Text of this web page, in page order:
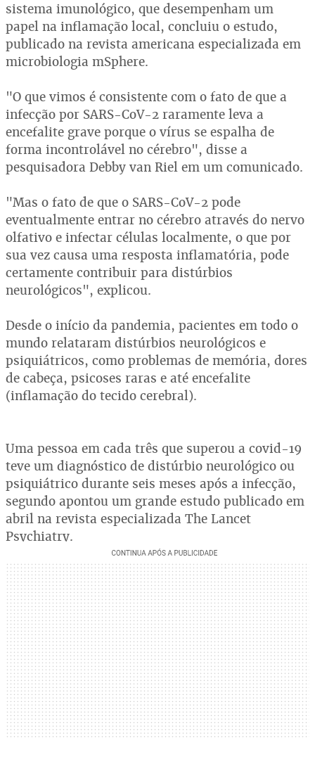
sistema imunológico, que desempenham um
papel na inflamação local, concluiu o estudo,
publicado na revista americana especializada em
microbiologia mSphere.
"O que vimos é consistente com o fato de que a
infecção por SARS-CoV-2 raramente leva a
encefalite grave porque o vírus se espalha de
forma incontrolável no cérebro", disse a
pesquisadora Debby van Riel em um comunicado.
"Mas o fato de que o SARS-CoV-2 pode
eventualmente entrar no cérebro através do nervo
olfativo e infectar células localmente, o que por
sua vez causa uma resposta inflamatória, pode
certamente contribuir para distúrbios
neurológicos", explicou.
Desde o início da pandemia, pacientes em todo o
mundo relataram distúrbios neurológicos e
psiquiátricos, como problemas de memória, dores
de cabeça, psicoses raras e até encefalite
(inflamação do tecido cerebral).
Uma pessoa em cada três que superou a covid-19
teve um diagnóstico de distúrbio neurológico ou
psiquiátrico durante seis meses após a infecção,
segundo apontou um grande estudo publicado em
abril na revista especializada The Lancet
Psychiatry.